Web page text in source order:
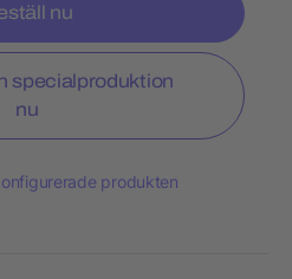
nu
specialproduktion
nu
produkten